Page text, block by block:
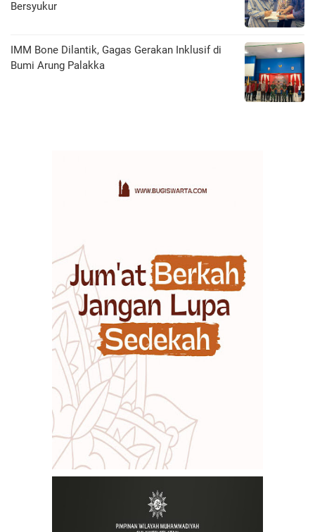
Bersyukur
IMM Bone Dilantik, Gagas Gerakan Inklusif di
Bumi Arung Palakka